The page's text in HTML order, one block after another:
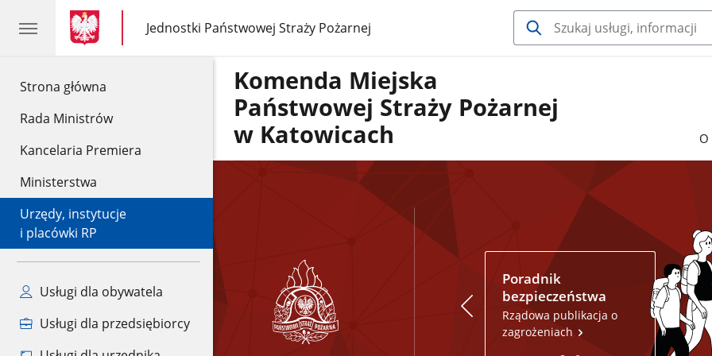
Strona główna
Rada Ministrów
Kancelaria Premiera
Ministerstwa
Urzędy, instytucje
i placówki RP
Usługi dla obywatela
Usługi dla przedsiębiorcy
gov.pl
gov.pl
Jednostki Państwowej Straży Pożarnej
gov.pl
Jednostki
Państwowej
Komenda Miejska
Państwowej Straży Pożarnej
w Katowicach
O
Poradnik
bezpieczeństwa
Rządowa publikacja o
zagrożeniach